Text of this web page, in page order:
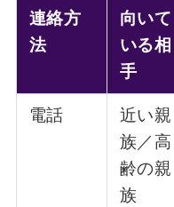
連絡方
法
向いて
いる相
手
電話
近い親
族／高
齢の親
族